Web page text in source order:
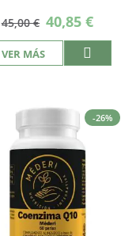
45,00 € Precio
especial
40,85 €
VER MÁS
-26%